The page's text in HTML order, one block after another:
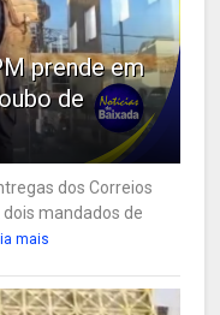
prende em
de
dos Correios
mandados de
mais